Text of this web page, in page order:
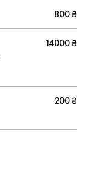
800 ₴
14000 ₴
200 ₴